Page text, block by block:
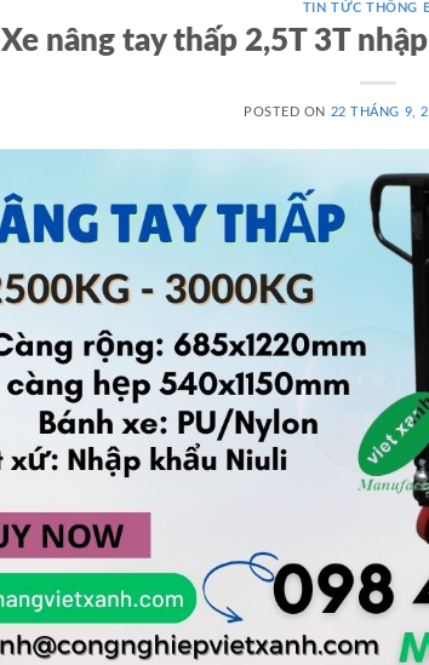
TIN TỨC THÔNG
Xe nâng tay thấp 2,5T 3T
POSTED ON 22 THÁNG 9,